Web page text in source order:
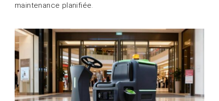
maintenance planifiée.